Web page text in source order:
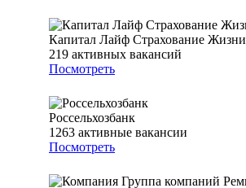
Капитал Лайф Страхование Жизни
219 активных вакансий
Посмотреть
Россельхозбанк
1263 активные вакансии
Посмотреть